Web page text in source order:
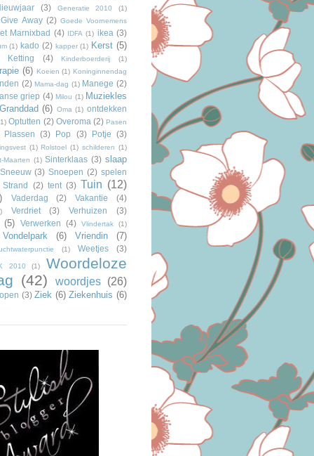
(3) Generatie 2010 (1)
Give Away (2) Goede Voornemens
Marnixbad (4) IDFA (1) ikea (3)
(1) kado (2) kapper (1) Kerst (5)
Ketting (4) Kinderboerderij (1)
(6) Koeien (1) Koninginnendag
(2) Mama-dag (1) Manege (2)
griep (4) Milou (1) Muziekles
(6) Oma (1) ontdekken
Optutten (2) Overoma (2) Pasen
Plassen (3) Pop (3) Potje (3)
(1) Rolstoel (1) schilderen (1)
Maarten (1) Sinterklaas (3) slaap
Sneeuw (3) Snoepen (2) spelen
Strand
(2) tent (3) Tuin (12)
Vaderdag (2) Vakantie (4)
Verdriet (3) Verhuizen (3)
(5) Verwerken (4) Vlindertak (1)
Vondelpark (6) Vriendin (7)
(1) Weetjes (3)
2010 (1)
Woordeloze
(42) woordjes (26)
(3) Ziek (6) Ziekenhuis (6)